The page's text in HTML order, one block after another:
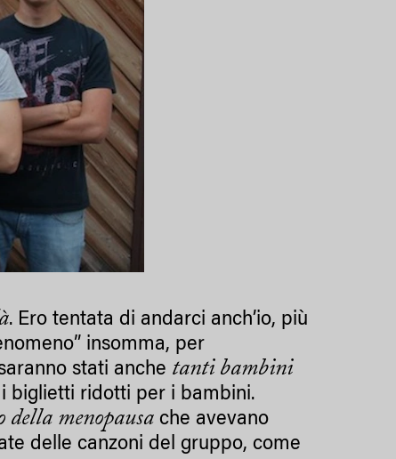
. Ero tentata di andarci anch’io, più
insomma, per
stati anche tanti bambini
biglietti ridotti per i bambini.
della menopausa che avevano
delle canzoni del gruppo, come